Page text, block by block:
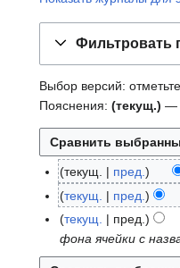
Фильтровать
Выбор версий:
Пояснения: (текущ.) —
2
7
текущ. пред.
2
6
п
текущ. пред.
2
а
текущ. пред.
фона ячейки с